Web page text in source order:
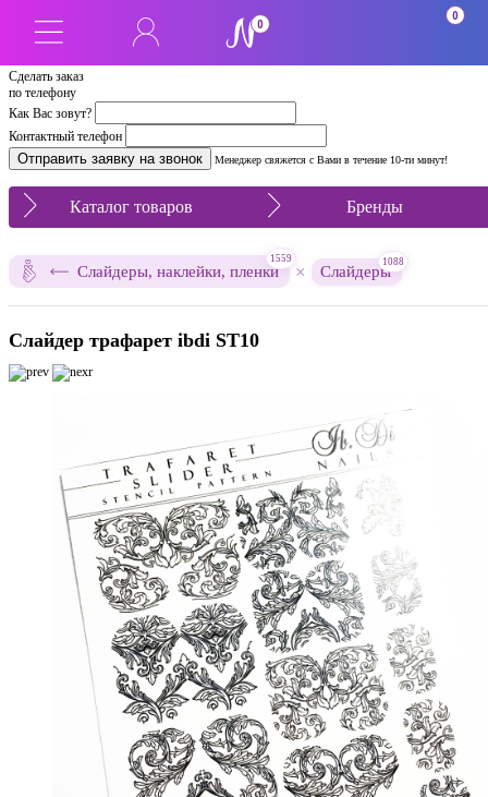
Сделать заказ
по телефону
Как Вас зовут?
Контактный телефон
Менеджер свяжется с Вами в течение 10-ти минут!
0
0
Каталог товаров Бренды
Слайдеры, наклейки, пленки
1559
× Слайдеры
1088
Слайдер трафарет ibdi ST10